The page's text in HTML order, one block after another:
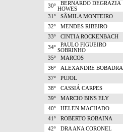
30º
BERNARDO DEGRAZIA
HOWES
31º
SÂMILA MONTEIRO
32º
MENDES RIBEIRO
33º
CINTIA ROCKENBACH
34º
PAULO FIGUEIRO
SOBRINHO
35º
MARCOS
36º
ALEXANDRE BOBADRA
37º
PUJOL
38º
CASSIÁ CARPES
39º
MARCIO BINS ELY
40º
HELEN MACHADO
41º
ROBERTO ROBAINA
42º
DRA ANA CORONEL